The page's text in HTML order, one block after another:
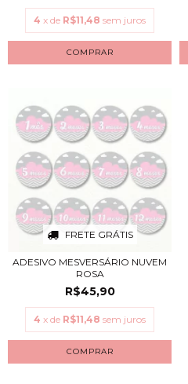
4 x de R$11,48 sem juros
FRETE GRÁTIS
ADESIVO MESVERSÁRIO NUVEM
ROSA
R$45,90
4 x de R$11,48 sem juros